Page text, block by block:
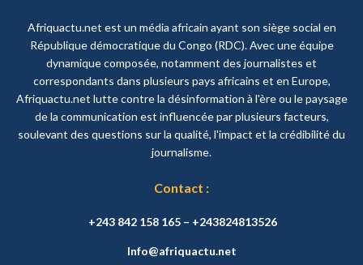
Afriquactu.net est un média africain ayant son siège social en
République démocratique du Congo (RDC). Avec une équipe
dynamique composée, notamment des journalistes et
correspondants dans plusieurs pays africains et en Europe,
Afriquactu.net lutte contre la désinformation à l'ère ou le paysage
de la communication est influencée par plusieurs facteurs,
soulevant des questions sur la qualité, l'impact et la crédibilité du
journalisme.
Contact :
+243 842 158 165 – +243824813526
Info@afriquactu.net